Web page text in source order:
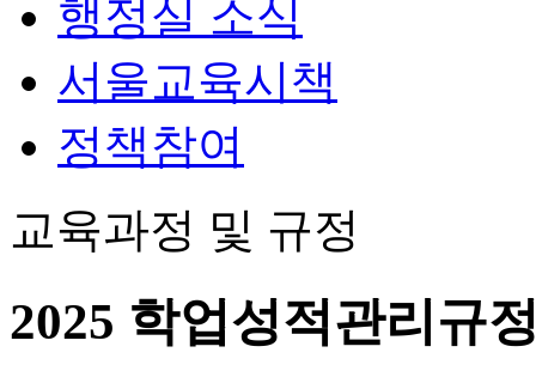
행정실 소식
서울교육시책
정책참여
교육과정 및 규정
2025 학업성적관리규